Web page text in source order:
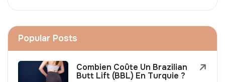
Popular Posts
Combien Coûte Un Brazilian
Butt Lift (BBL) En Turquie ?